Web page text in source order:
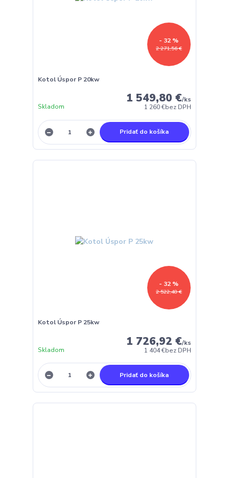
2 271,56 €
- 32 %
Kotol Úspor P 20kw
1 549,80 €/ks
1 260 €bez DPH
Skladom
Pridať do košíka
2 522,48 €
- 32 %
Kotol Úspor P 25kw
1 726,92 €/ks
1 404 €bez DPH
Skladom
Pridať do košíka